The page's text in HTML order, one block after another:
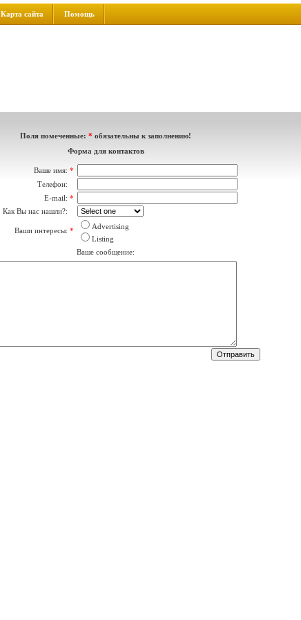
Карта сайта Помощь
Поля помеченные: * обязательны к заполнению!
Форма для контактов
Ваше имя: *
Телефон:
E-mail: *
Как Вы нас нашли?:
Ваши интересы: *
Advertising
Listing
Ваше сообщение: